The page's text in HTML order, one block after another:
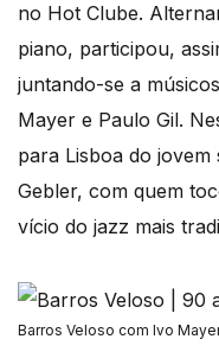
no Hot Clube.
piano, participou,
juntando-se a
Mayer e Paulo Gil.
para Lisboa do
Gebler, com quem
vício do jazz mais
Barros Veloso com Ivo